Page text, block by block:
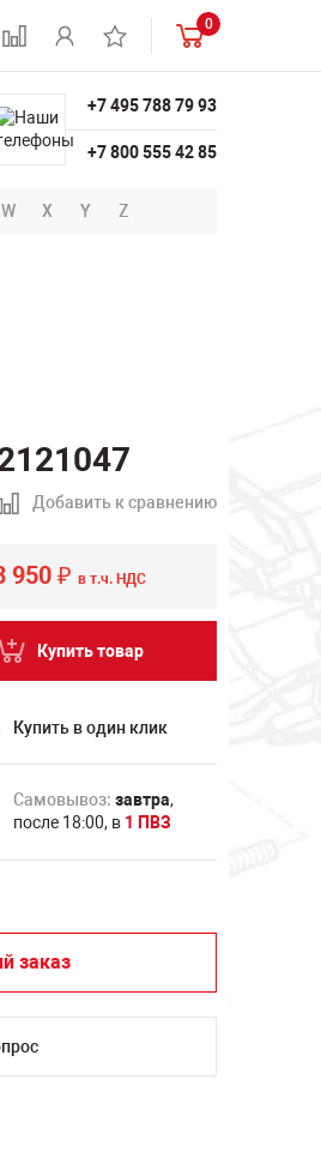
0
+7 495 788 79 93
+7 800 555 42 85
W X Y Z
Добавить к сравнению
950 ₽ в т.ч. НДС
Купить товар
Купить в один клик
Самовывоз: завтра,
после 18:00, в 1 ПВЗ
заказ